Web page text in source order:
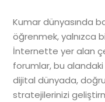
Kumar dünyasında
öğrenmek, yalnızca
İnternette yer alan
forumlar, bu
dijital dünyada,
stratejilerinizi